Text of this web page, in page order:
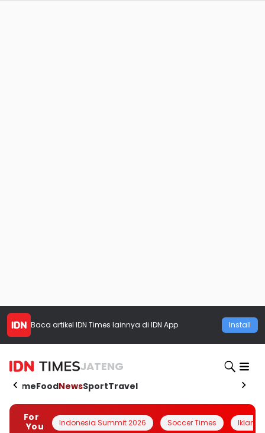
Baca artikel IDN Times lainnya di IDN App Install
JATENG
HomeFoodNewsSportTravel
For
You
Indonesia Summit 2026 Soccer Times Iklanin